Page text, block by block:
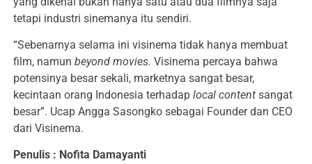
tetapi industri sinemanya itu sendiri.
“Sebenarnya selama ini visinema tidak hanya membuat
film, namun beyond movies. Visinema percaya bahwa
potensinya besar sekali, marketnya sangat besar,
kecintaan orang Indonesia terhadap local content sangat
besar”. Ucap Angga Sasongko sebagai Founder dan CEO
dari Visinema.
Penulis : Nofita Damayanti